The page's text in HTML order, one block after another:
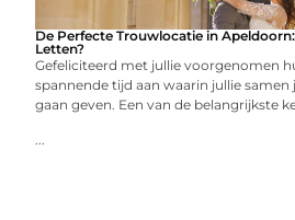
De Perfecte Trouwlocatie in
Letten?
Gefeliciteerd met jullie voorgenomen
spannende tijd aan waarin jullie
gaan geven. Een van de belangrijkste
...